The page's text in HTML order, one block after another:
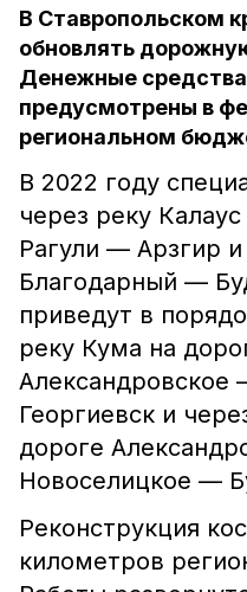
В Ставропольском
обновлять
Денежные средства
предусмотрены в
региональном
В 2022 году
через реку
Рагули — Арзгир
Благодарный —
приведут в
реку Кума на
Георгиевск и
дороге
Новоселицкое —
Реконструкция
километров